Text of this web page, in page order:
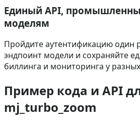
Единый API,
моделям
Пройдите аутентификацию один
эндпоинт модели и сохраняйте
биллинга и мониторинга у
Пример кода и API
mj_turbo_zoom